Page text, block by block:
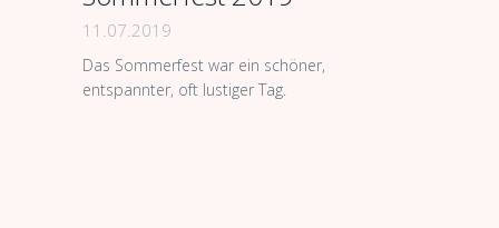
11.07.2019
Das Sommerfest war ein schöner,
entspannter, oft lustiger Tag.